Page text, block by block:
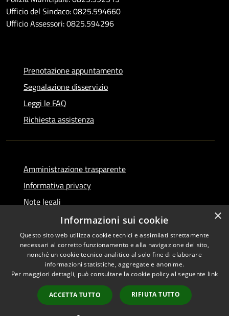
Ufficio del Sindaco: 0825.594660
Ufficio Assessori: 0825.594296
Prenotazione appuntamento
Segnalazione disservizio
Leggi le FAQ
Richiesta assistenza
Amministrazione trasparente
Informativa privacy
Note legali
Dichiarazione di accessibilità
RSS
Accessibilità
Copyright © 2026 • Comune di
Municipium•
Accesso
redazione
×
Informazioni sui cookie
Questo sito web utilizza cookie tecnici e assimilati strettamente
necessari al corretto funzionamento e alla navigazione del sito,
nonché un cookie tecnico analitico al solo fine di elaborare
informazioni statistiche, aggregate e anonime.
Per maggiori dettagli, può consultare la cookie policy al seguente link
ACCETTA TUTTO RIFIUTA TUTTO